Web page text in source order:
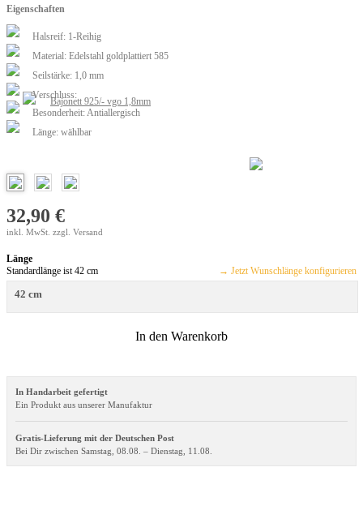
Eigenschaften
Halsreif: 1-Reihig
Material: Edelstahl goldplattiert 585
Seilstärke: 1,0 mm
Verschluss:
Bajonett 925/- vgo 1,8mm
Besonderheit: Antiallergisch
Länge: wählbar
32,90 €
inkl. MwSt. zzgl. Versand
Länge
Standardlänge ist 42 cm
→ Jetzt Wunschlänge konfigurieren
42 cm
In den Warenkorb
In Handarbeit gefertigt
Ein Produkt aus unserer Manufaktur
Gratis-Lieferung mit der Deutschen Post
Bei Dir zwischen Samstag, 08.08. – Dienstag, 11.08.